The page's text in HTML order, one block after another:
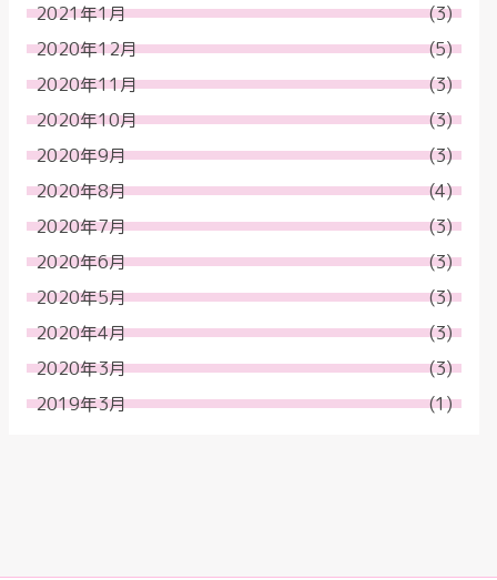
2021年1月
(3)
2020年12月
(5)
2020年11月
(3)
2020年10月
(3)
2020年9月
(3)
2020年8月
(4)
2020年7月
(3)
2020年6月
(3)
2020年5月
(3)
2020年4月
(3)
2020年3月
(3)
2019年3月
(1)